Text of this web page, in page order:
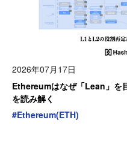
2026年07月17日
Ethereumはなぜ「Lean」を
を読み解く
#Ethereum(ETH)